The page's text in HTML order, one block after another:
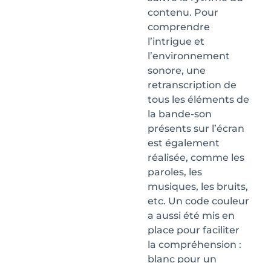
contenu. Pour
comprendre
l’intrigue et
l’environnement
sonore, une
retranscription de
tous les éléments de
la bande-son
présents sur l’écran
est également
réalisée, comme les
paroles, les
musiques, les bruits,
etc. Un code couleur
a aussi été mis en
place pour faciliter
la compréhension :
blanc pour un